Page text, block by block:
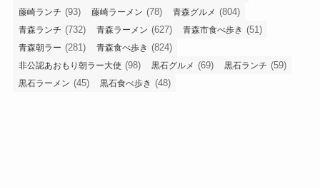
藤崎ランチ (93) 藤崎ラーメン (78) 青森グルメ (804)
青森ランチ (732) 青森ラーメン (627) 青森市食べ歩き (51)
青森朝ラー (281) 青森食べ歩き (824)
非公認あおもり朝ラー大使 (98) 黒石グルメ (69) 黒石ランチ (59)
黒石ラーメン (45) 黒石食べ歩き (48)